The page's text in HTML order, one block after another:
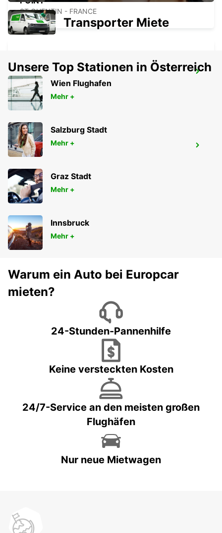
ST QUENTIN - FRANCE
ARRAS BAHNHOF - SERVICE-POINT
ARRAS - FRANCE
ARRAS
ARRAS - FRANCE
Transporter Miete
Unsere Top Stationen in Österreich
Wien Flughafen
Mehr +
Salzburg Stadt
Mehr +
Graz Stadt
Mehr +
Innsbruck
Mehr +
Warum ein Auto bei Europcar
mieten?
24-Stunden-Pannenhilfe
Keine versteckten Kosten
24/7-Service an den meisten großen
Flughäfen
Nur neue Mietwagen